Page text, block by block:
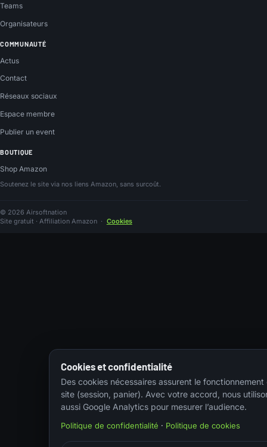
Teams
Organisateurs
COMMUNAUTÉ
Actus
Contact
Réseaux sociaux
Espace membre
Publier un event
BOUTIQUE
Shop Amazon
Soutenez le site via nos liens Amazon, sans surcoût.
© 2026 Airsoftnation
Site gratuit · Affiliation Amazon · Cookies
Cookies et confidentialité
Des cookies nécessaires assurent le fonctionnement
site (session, panier). Avec votre accord, nous
aussi Google Analytics pour mesurer l’audience.
Politique de confidentialité · Politique de cookies